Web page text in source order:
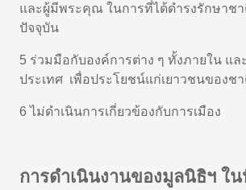
และผู้มีพระคุณ ในการที่ได้ดำรงรักษาช
ปัจจุบัน
5 ร่วมมือกับองค์การต่าง ๆ ทั้งภายใน แล
ประเทศ เพื่อประโยชน์แก่เยาวชนของช
6 ไม่ดำเนินการเกี่ยวข้องกับการเมือง
การดำเนินงานของมูลนิธิฯ ใ